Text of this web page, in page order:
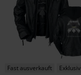
Fast ausverkauft Exklusiv